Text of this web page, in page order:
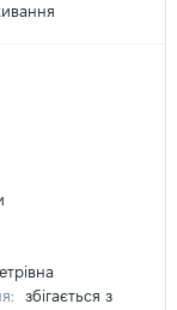
збігається з